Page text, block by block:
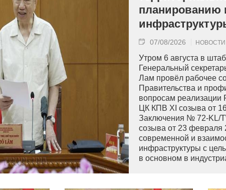
планированию
07/08/2026 НОВОСТИ
Утром 6 августа в
Генеральный
Лам провёл рабочее
Правительства и
вопросам
ЦК КПВ XI созыва от
Заключения № 72-KL/
созыва от 23 февраля
современной и
инфраструктуры с
в основном в